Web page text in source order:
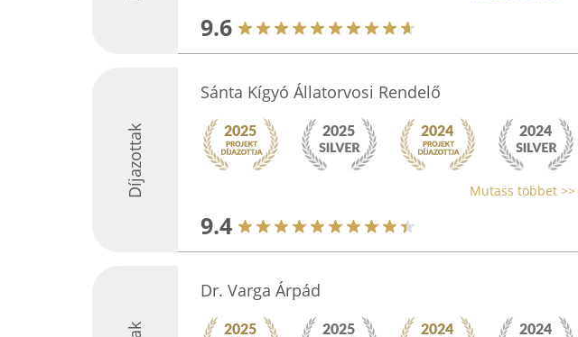
9.6
Díjazottak
Sánta Kígyó Állatorvosi Rendelő
Mutass többet >>
9.4
Dr. Varga Árpád